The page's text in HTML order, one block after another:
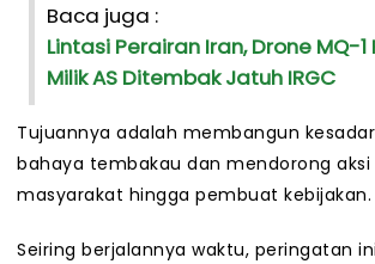
Baca juga :
Lintasi Perairan Iran, Drone MQ-
Milik AS Ditembak Jatuh IRGC
Tujuannya adalah membangun
bahaya tembakau dan mendorong
masyarakat hingga pembuat kebijakan.
Seiring berjalannya waktu, peringatan